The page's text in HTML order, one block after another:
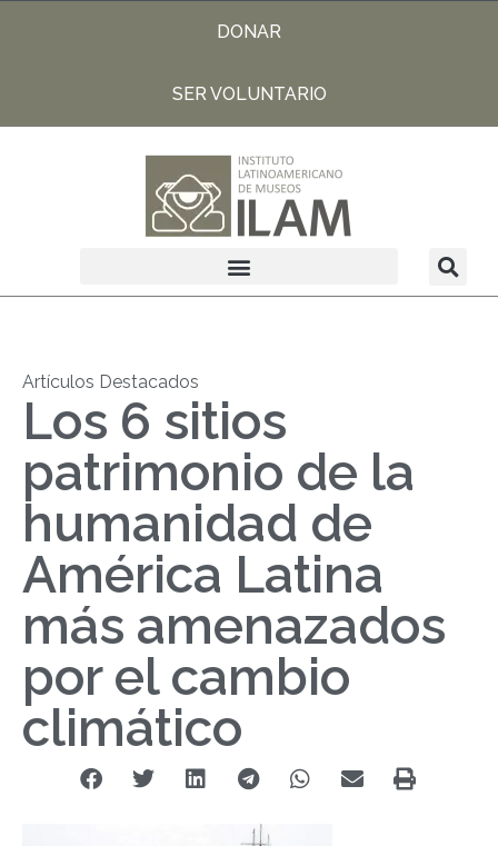
DONAR
SER VOLUNTARIO
Artículos Destacados
Los 6 sitios
patrimonio de la
humanidad de
América Latina
más amenazados
por el cambio
climático